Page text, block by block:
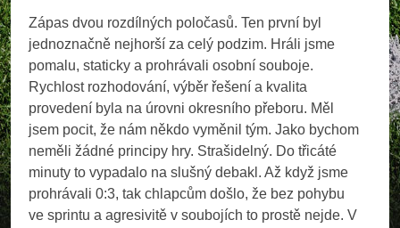
Zápas dvou rozdílných poločasů. Ten první byl
jednoznačně nejhorší za celý podzim. Hráli jsme
pomalu, staticky a prohrávali osobní souboje.
Rychlost rozhodování, výběr řešení a kvalita
provedení byla na úrovni okresního přeboru. Měl
jsem pocit, že nám někdo vyměnil tým. Jako bychom
neměli žádné principy hry. Strašidelný. Do třicáté
minuty to vypadalo na slušný debakl. Až když jsme
prohrávali 0:3, tak chlapcům došlo, že bez pohybu
ve sprintu a agresivitě v soubojích to prostě nejde. V